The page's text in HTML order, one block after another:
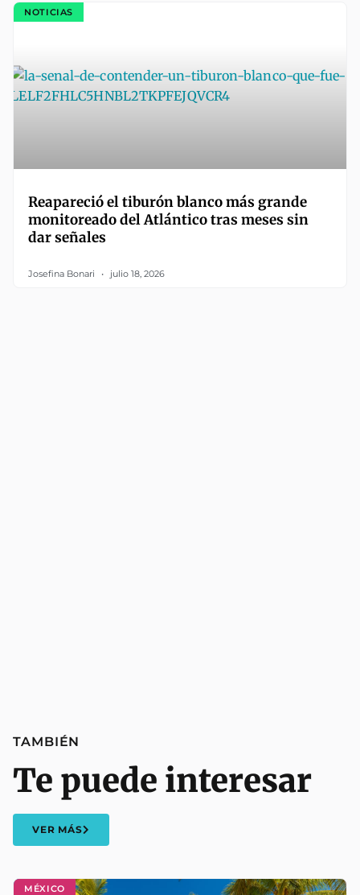
NOTICIAS
Reapareció el tiburón blanco más grande
monitoreado del Atlántico tras meses sin
dar señales
Josefina Bonari julio 18, 2026
MÉXICO
TAMBIÉN
Te puede interesar
VER MÁS